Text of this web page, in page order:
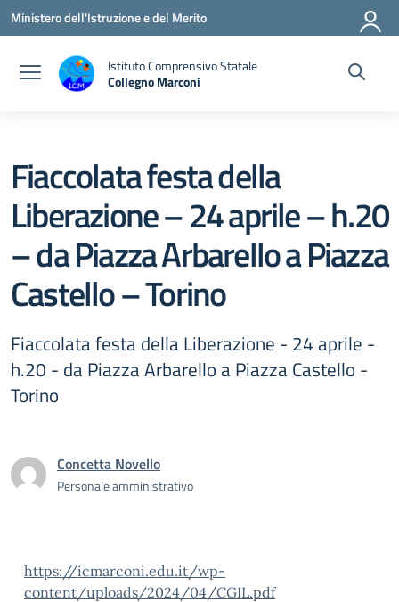
Vai ai contenuti
Vai al menu di navigazione
Vai al footer
Ministero dell'Istruzione e del Merito
Istituto Comprensivo Statale
Collegno Marconi
Fiaccolata festa della
Liberazione – 24 aprile – h.20
– da Piazza Arbarello a Piazza
Castello – Torino
Fiaccolata festa della Liberazione - 24 aprile -
h.20 - da Piazza Arbarello a Piazza Castello -
Torino
Concetta Novello
Personale amministrativo
https://icmarconi.edu.it/wp-
content/uploads/2024/04/CGIL.pdf